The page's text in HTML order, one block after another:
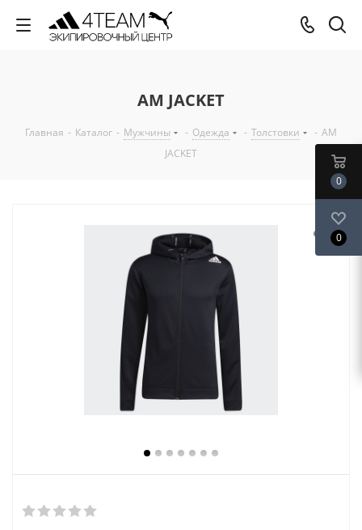
AM JACKET
Главная - Каталог - Мужчины - Одежда - Толстовки - AM
JACKET
0
0